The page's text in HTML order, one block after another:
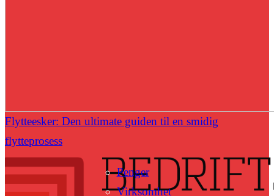
Flytteesker: Den ultimate guiden til en smidig
flytteprosess
Penger
Virksomhet